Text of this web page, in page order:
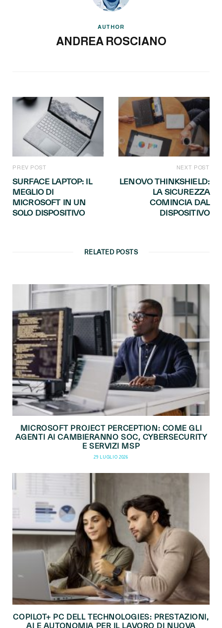
AUTHOR
ANDREA ROSCIANO
PREV POST
SURFACE LAPTOP: IL
MEGLIO DI
MICROSOFT IN UN
SOLO DISPOSITIVO
NEXT POST
LENOVO THINKSHIELD:
LA SICUREZZA
COMINCIA DAL
DISPOSITIVO
RELATED POSTS
MICROSOFT PROJECT PERCEPTION: COME GLI
AGENTI AI CAMBIERANNO SOC, CYBERSECURITY
E SERVIZI MSP
29 LUGLIO 2026
COPILOT+ PC DELL TECHNOLOGIES: PRESTAZIONI,
AI E AUTONOMIA PER IL LAVORO DI NUOVA